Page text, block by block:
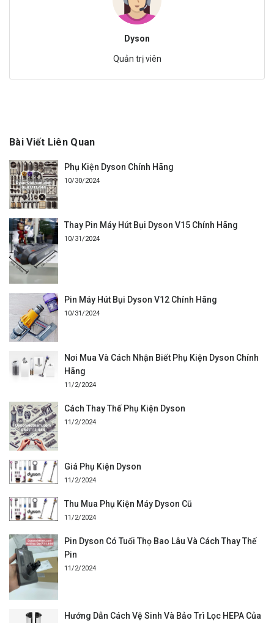
Dyson
Quản trị viên
Bài Viết Liên Quan
Phụ Kiện Dyson Chính Hãng
10/30/2024
Thay Pin Máy Hút Bụi Dyson V15 Chính Hãng
10/31/2024
Pin Máy Hút Bụi Dyson V12 Chính Hãng
10/31/2024
Nơi Mua Và Cách Nhận Biết Phụ Kiện Dyson Chính
Hãng
11/2/2024
Cách Thay Thế Phụ Kiện Dyson
11/2/2024
Giá Phụ Kiện Dyson
11/2/2024
Thu Mua Phụ Kiện Máy Dyson Cũ
11/2/2024
Pin Dyson Có Tuổi Thọ Bao Lâu Và Cách Thay Thế
Pin
11/2/2024
Hướng Dẫn Cách Vệ Sinh Và Bảo Trì Lọc HEPA Của